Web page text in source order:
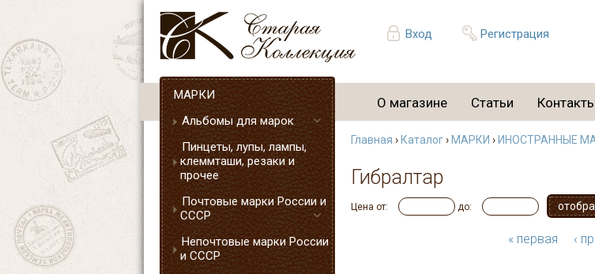
Вход Регистрация
О магазине Статьи
МАРКИ
Альбомы для марок
Пинцеты, лупы, лампы,
клеммташи, резаки и
прочее
Почтовые марки России и
СССР
Непочтовые марки России
и СССР
Главная › Каталог› МАРКИ › ИНОСТРАННЫЕ
Гибралтар
Цена от: до:
« первая ‹